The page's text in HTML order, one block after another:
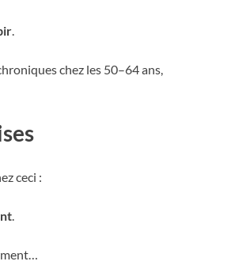
chez les 50–64 ans,
ceci :
.